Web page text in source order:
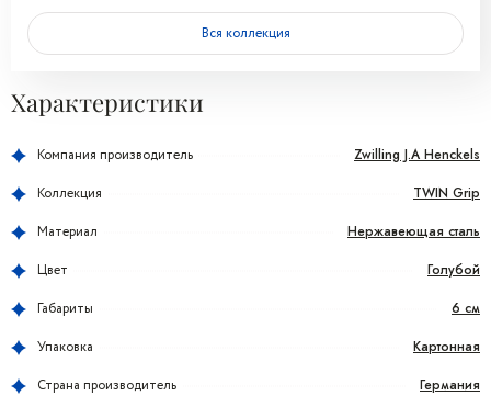
Вся коллекция
Характеристики
Компания производитель Zwilling J.A Henckels
Коллекция TWIN Grip
Материал Нержавеющая сталь
Цвет Голубой
Габариты 6 см
Упаковка Картонная
Страна производитель Германия